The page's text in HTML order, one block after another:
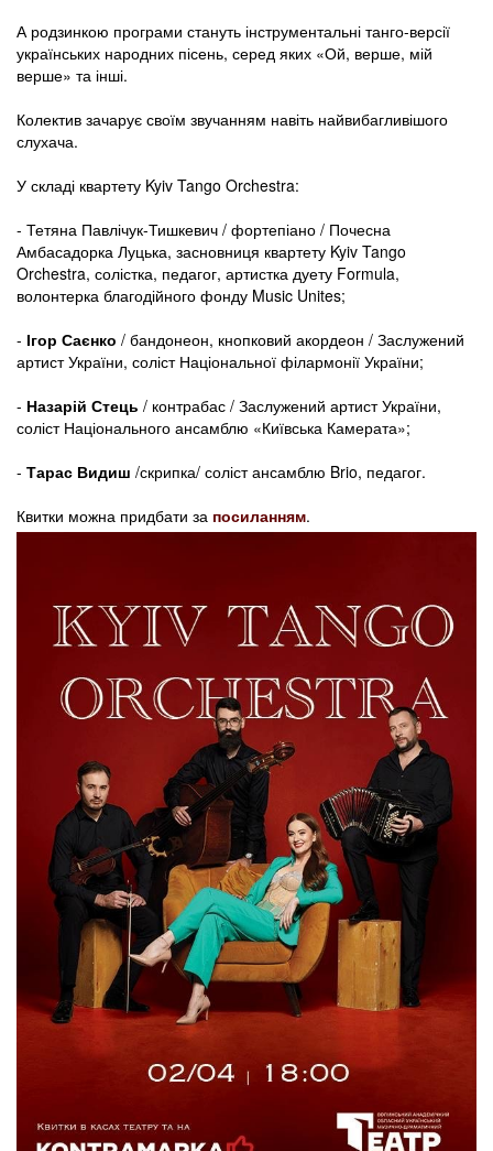
А родзинкою програми стануть інструментальні танго-версії
українських народних пісень, серед яких «Ой, верше, мій
верше» та інші.
Колектив зачарує своїм звучанням навіть найвибагливішого
слухача.
У складі квартету Kyiv Tango Orchestra:
- Тетяна Павлічук-Тишкевич / фортепіано / Почесна
Амбасадорка Луцька, засновниця квартету Kyiv Tango
Orchestra, солістка, педагог, артистка дуету Formula,
волонтерка благодійного фонду Music Unites;
- Ігор Саєнко / бандонеон, кнопковий акордеон / Заслужений
артист України, соліст Національної філармонії України;
- Назарій Стець / контрабас / Заслужений артист України,
соліст Національного ансамблю «Київська Камерата»;
- Тарас Видиш /скрипка/ соліст ансамблю Brio, педагог.
Квитки можна придбати за посиланням.